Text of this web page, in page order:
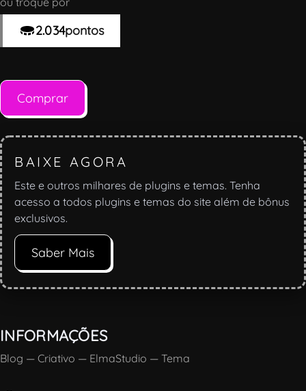
2.034pontos
Comprar
BAIXE AGORA
Este e outros milhares de plugins e temas. Tenha
acesso a todos plugins e temas do site além de bônus
exclusivos.
Saber Mais
INFORMAÇÕES
Blog — Criativo — ElmaStudio — Tema